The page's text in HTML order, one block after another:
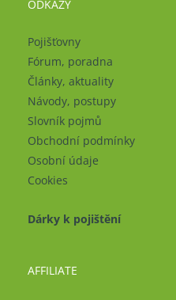
ODKAZY
Pojišťovny
Fórum, poradna
Články, aktuality
Návody, postupy
Slovník pojmů
Obchodní podmínky
Osobní údaje
Cookies
Dárky k pojištění
AFFILIATE